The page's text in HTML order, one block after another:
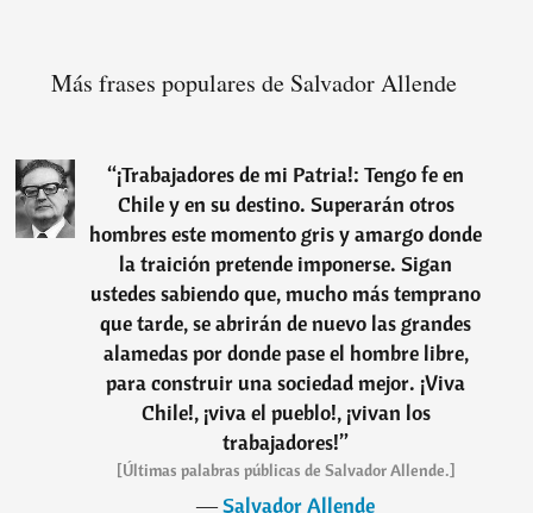
Más frases populares de Salvador Allende
“¡Trabajadores de mi Patria!: Tengo fe en
Chile y en su destino. Superarán otros
hombres este momento gris y amargo donde
la traición pretende imponerse. Sigan
ustedes sabiendo que, mucho más temprano
que tarde, se abrirán de nuevo las grandes
alamedas por donde pase el hombre libre,
para construir una sociedad mejor. ¡Viva
Chile!, ¡viva el pueblo!, ¡vivan los
trabajadores!”
[Últimas palabras públicas de Salvador Allende.]
―Salvador Allende